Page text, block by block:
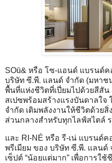
SOū& หรือ โซ-แอนด์ แบรนด์ค
บริษัท ซี.พี. แลนด์ จำกัด (มหา
พื้นที่แห่งชีวิตที่เปี่ยมไปด้วยสีสั
สเปซพร้อมสร้างแรงบันดาลใ
จำกัด เติมพลังงานให้ชีวิตด้วย
ส่วนกลางสำหรับทุกไลฟ์สไตล์
และ RI-NÉ หรือ รี-เน่ แบรนด์
พรีเมียม ของ บริษัท ซี.พี. แลน
เซ็ปต์ “น้อยแต่มาก” เพื่อการใ